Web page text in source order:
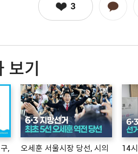
3
보기
,
오세훈 서울시장 당선, 시의
14